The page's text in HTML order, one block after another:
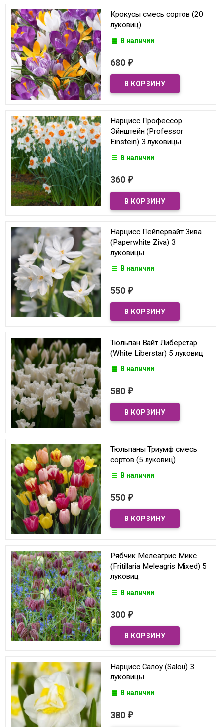
Крокусы смесь сортов (20
луковиц)
В наличии
680 ₽
Нарцисс Профессор
Эйнштейн (Professor
Einstein) 3 луковицы
В наличии
360 ₽
Нарцисс Пейпервайт Зива
(Paperwhite Ziva) 3
луковицы
В наличии
550 ₽
Тюльпан Вайт Либерстар
(White Liberstar) 5 луковиц
В наличии
580 ₽
Тюльпаны Триумф смесь
сортов (5 луковиц)
В наличии
550 ₽
Рябчик Мелеагрис Микс
(Fritillaria Meleagris Mixed) 5
луковиц
В наличии
300 ₽
Нарцисс Салоу (Salou) 3
луковицы
В наличии
380 ₽